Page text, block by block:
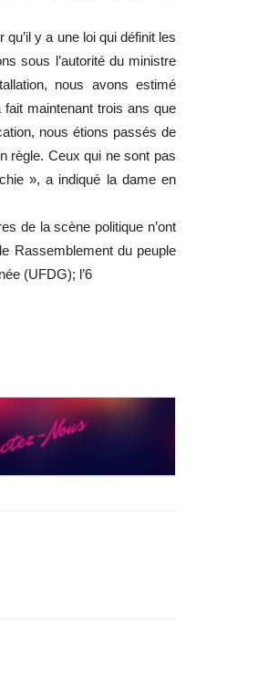
y a une loi qui définit les
sous l’autorité du ministre
nous avons estimé
maintenant trois ans que
nous étions passés de
règle. Ceux qui ne sont pas
», a indiqué la dame en
de la scène politique n’ont
Rassemblement du peuple
(UFDG); l’6